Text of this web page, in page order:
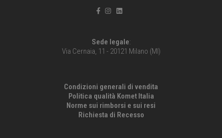
Sede legale:
Via Cernaia, 11 - 20121 Milano (MI)
Condizioni generali di vendita
Politica qualità Komet Italia
Norme sui rimborsi e sui resi
Richiesta di Recesso